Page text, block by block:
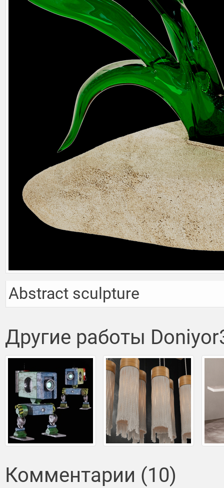
Abstract sculpture
Другие работы
Комментарии (10)